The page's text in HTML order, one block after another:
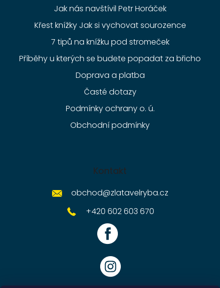
Jak nás navštívil Petr Horáček
Křest knížky Jak si vychovat sourozence
7 tipů na knížku pod stromeček
Příběhy u kterých se budete popadat za břicho
Doprava a platba
Časté dotazy
Podmínky ochrany o. ú.
Obchodní podmínky
Kontakt
obchod@zlatavelryba.cz
+420 602 603 670